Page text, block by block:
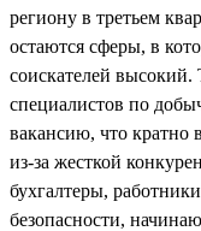
региону в третьем
остаются сферы, в
соискателей высокий.
специалистов по
вакансию, что кратно
из-за жесткой
бухгалтеры,
безопасности,